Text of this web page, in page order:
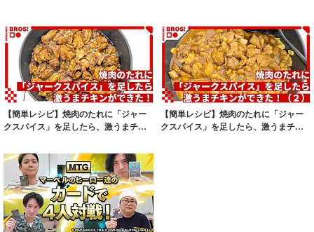
【簡単レシピ】焼肉のたれに「ジャー
クスパイス」を足したら、激うまチキ
【簡単レシピ】焼肉のたれに「ジャー
クスパイス」を足したら、激うまチキ